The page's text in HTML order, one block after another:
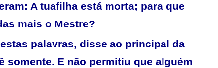
A tuafilha está morta; para que
mais o Mestre?
palavras, disse ao principal da
somente. E não permitiu que alguém